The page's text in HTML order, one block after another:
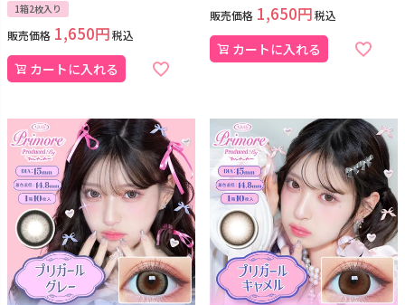
1箱2枚入り
販売価格 1,650 税込
カートに入れる
販売価格 1,650 税込
カートに入れる